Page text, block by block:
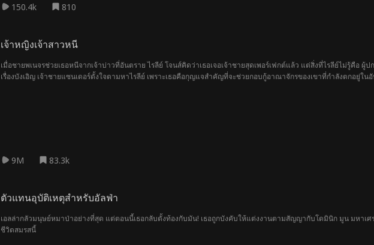
150.4k 810
เจ้าหญิงเจ้าสาวหนี
เมื่อชายพเนจรช่วยเธอหนีจากเจ้าบ่าวที่อันตราย ไรลีย์ โจนส์คิดว่าเธอเจอเจ้าชายสุดเพอร์เฟกต์แล้ว แต่สิ่งที่ไรลีย์ไม่รู้คือ ผู้
เรื่องบังเอิญ เจ้าชายแซนเดอร์ตั้งใจตามหาไรลีย์ เพราะเธอคือกุญแจสำคัญที่จะช่วยกอบกู้อาณาจักรของเขาที่กำลังตกอยู่ใน
9M 83.3k
ตัวแทนอุบัติเหตุสำหรับอัลฟ่า
เอลล่ากลัวมนุษย์หมาป่าอย่างที่สุด แต่ตอนนี้เธอกลับตั้งท้องกับมัน! เธอถูกบังคับให้แต่งงานตามสัญญากับโดมินิก มูน มหาเศ
ชีวิตสมรสนี้